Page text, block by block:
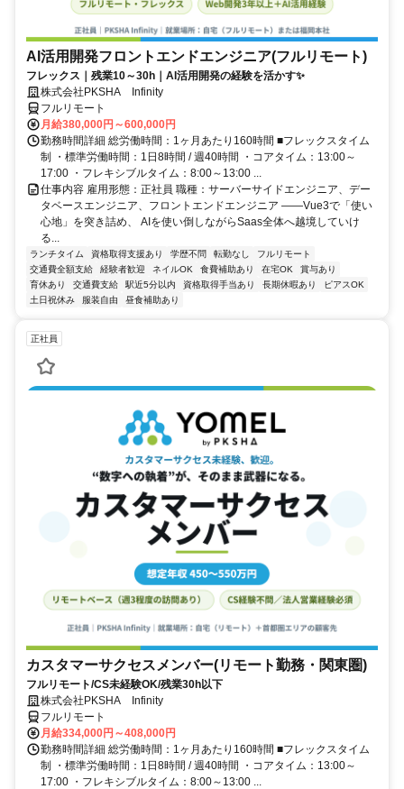
AI活用開発フロントエンドエンジニア(フルリモート)
フレックス｜残業10～30h｜AI活用開発の経験を活かす✨
株式会社PKSHA Infinity
フルリモート
月給380,000円～600,000円
勤務時間詳細 総労働時間：1ヶ月あたり160時間 ■フレックスタイム
制 ・標準労働時間：1日8時間 / 週40時間 ・コアタイム：13:00～
17:00 ・フレキシブルタイム：8:00～13:00 ...
仕事内容 雇用形態：正社員 職種：サーバーサイドエンジニア、デー
タベースエンジニア、フロントエンドエンジニア ――Vue3で「使い
心地」を突き詰め、 AIを使い倒しながらSaas全体へ越境していけ
る...
ランチタイム 資格取得支援あり 学歴不問 転勤なし
フルリモート
交通費全額支給
経験者歓迎 ネイルOK 食費補助あり 在宅OK
賞与あり
育休あり
交通費支給 駅近5分以内 資格取得手当あり 長期休暇あり
ピアスOK
土日祝休み
服装自由 昼食補助あり
正社員
カスタマーサクセスメンバー(リモート勤務・関東圏)
フルリモート/CS未経験OK/残業30h以下
株式会社PKSHA Infinity
フルリモート
月給334,000円～408,000円
勤務時間詳細 総労働時間：1ヶ月あたり160時間 ■フレックスタイム
制 ・標準労働時間：1日8時間 / 週40時間 ・コアタイム：13:00～
17:00 ・フレキシブルタイム：8:00～13:00 ...